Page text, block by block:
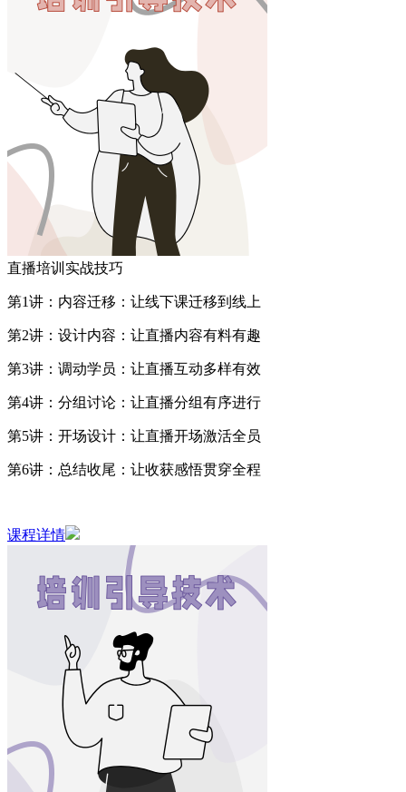
直播培训实战技巧
第1讲：内容迁移：让线下课迁移到线上
第2讲：设计内容：让直播内容有料有趣
第3讲：调动学员：让直播互动多样有效
第4讲：分组讨论：让直播分组有序进行
第5讲：开场设计：让直播开场激活全员
第6讲：总结收尾：让收获感悟贯穿全程
课程详情